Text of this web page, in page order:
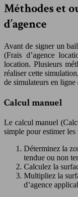
Méthodes et
d’agence
Avant de signer un
(Frais d’agence
location. Plusieurs
réaliser cette
de simulateurs en ligne
Calcul manuel
Le calcul manuel
simple pour estimer les
Déterminez la
tendue ou non
Calculez la
Multipliez la
d’agence